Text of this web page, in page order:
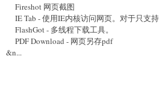
Fireshot 网页截图
IE Tab - 使用IE内核访问网页。对于只支持
FlashGot - 多线程下载工具。
PDF Download - 网页另存pdf
&n...